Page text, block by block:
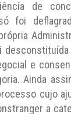
de
foi
e
Ainda
cujo
a